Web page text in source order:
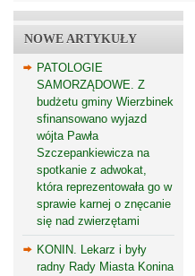
NOWE ARTYKUŁY
PATOLOGIE
SAMORZĄDOWE. Z
budżetu gminy Wierzbinek
sfinansowano wyjazd
wójta Pawła
Szczepankiewicza na
spotkanie z adwokat,
która reprezentowała go w
sprawie karnej o znęcanie
się nad zwierzętami
KONIN. Lekarz i były
radny Rady Miasta Konina